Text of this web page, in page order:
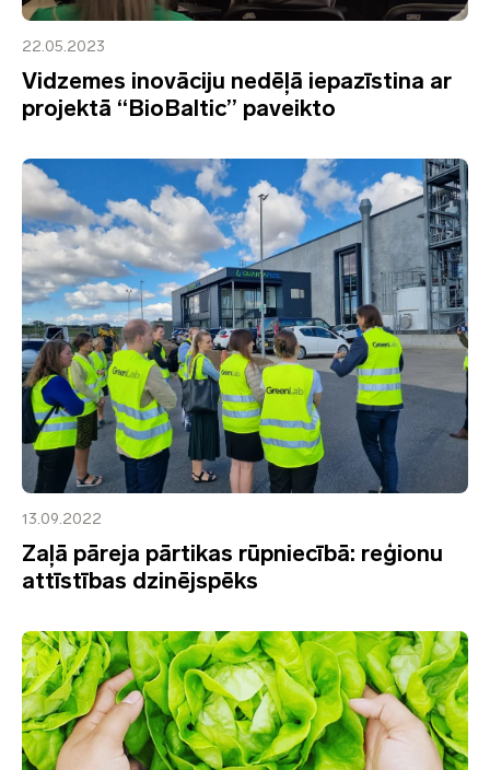
22.05.2023
Vidzemes inovāciju nedēļā iepazīstina ar
projektā “BioBaltic” paveikto
13.09.2022
Zaļā pāreja pārtikas rūpniecībā: reģionu
attīstības dzinējspēks